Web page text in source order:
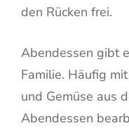
den Rücken frei.
Abendessen gibt
Familie. Häufig
und Gemüse aus
Abendessen